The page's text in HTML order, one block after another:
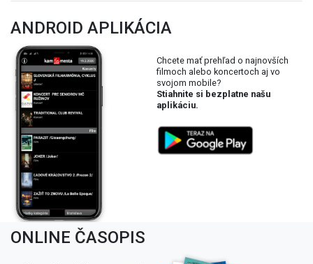
ANDROID APLIKÁCIA
Chcete mať prehľad o najnovších
filmoch alebo koncertoch aj vo
svojom mobile?
Stiahnite si bezplatne našu
aplikáciu.
ONLINE ČASOPIS